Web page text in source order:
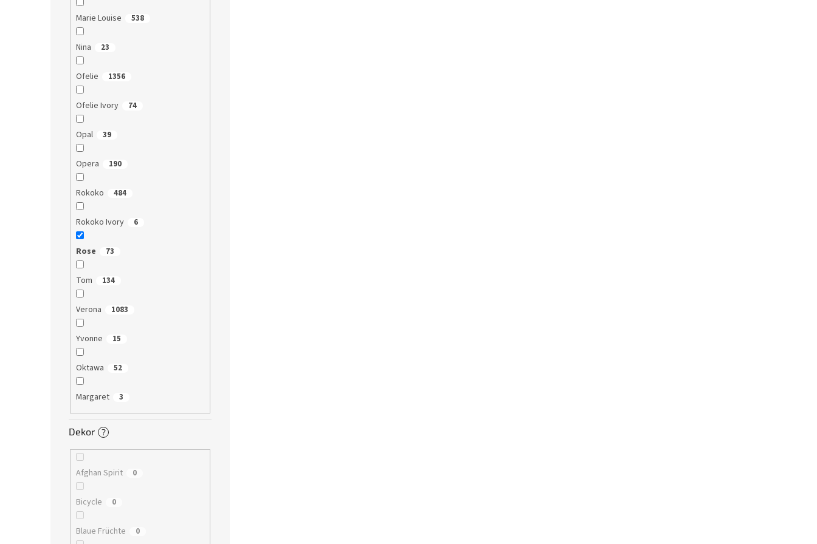
Marie Louise 538
Nina 23
Ofelie 1356
Ofelie Ivory 74
Opal 39
Opera 190
Rokoko 484
Rokoko Ivory 6
Rose 73
Tom 134
Verona 1083
Yvonne 15
Oktawa 52
Margaret 3
Dekor ?
Afghan Spirit 0
Bicycle 0
Blaue Früchte 0